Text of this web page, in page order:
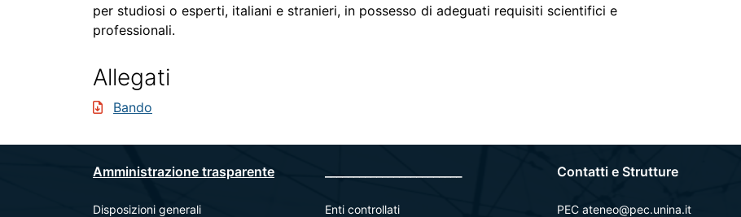
per studiosi o esperti, italiani e stranieri, in possesso di adeguati requisiti scientifici e
professionali.
Allegati
Bando
Amministrazione trasparente
Disposizioni generali
Enti controllati
Contatti e Strutture
PEC ateneo@pec.unina.it